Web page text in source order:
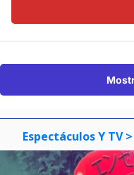
Espectáculos Y TV